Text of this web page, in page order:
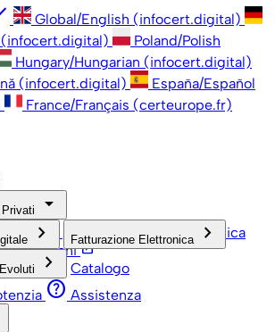
Global/English (infocert.digital)
(infocert.digital)
Poland/Polish
Hungary/Hungarian (infocert.digital)
(infocert.digital)
España/Español
France/Français (certeurope.fr)
arrow_drop_down
Privati check Grandi Aziende
Pubblica
open_in_new
keyboard_arrow_right Fatturazione Elettronica keyboard_arrow_right
keyboard_arrow_right Catalogo
help Assistenza